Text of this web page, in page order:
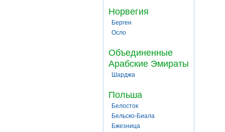
Норвегия
Берген
Осло
Объединенные
Арабские Эмираты
Шарджа
Польша
Белосток
Бельско-Биала
Бжезница